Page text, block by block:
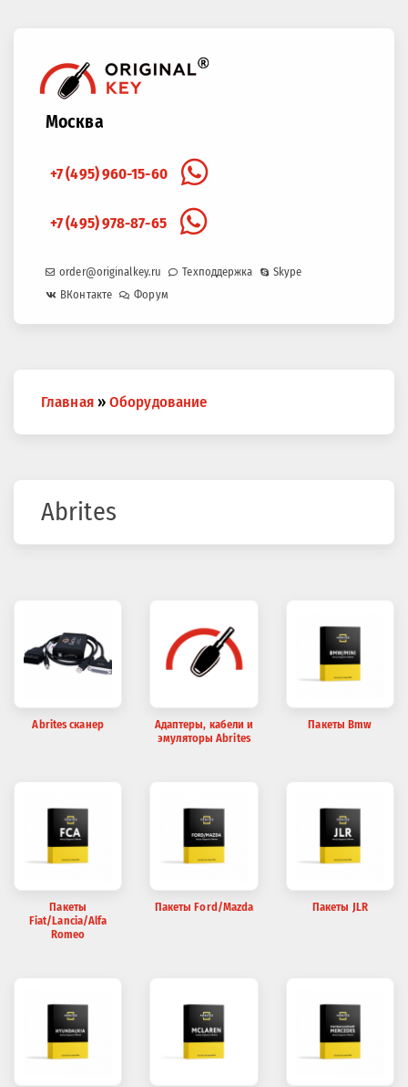
Москва
+7 (495) 960-15-60
+7 (495) 978-87-65
order@originalkey.ru Техподдержка
Skype
ВКонтакте
Форум
здесь
Главная » Оборудование
Abrites
Abrites сканер
Адаптеры, кабели и
эмуляторы Abrites
Пакеты Bmw
Пакеты
Fiat/Lancia/Alfa
Romeo
Пакеты Ford/Mazda Пакеты JLR